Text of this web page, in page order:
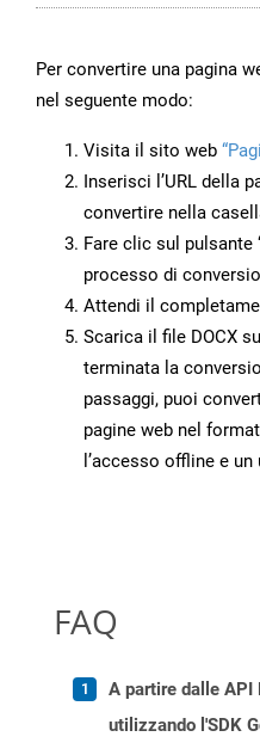
Per convertire una pagina
nel seguente modo:
Visita il sito web
Inserisci l’URL della
convertire nella
Fare clic sul pulsante
processo di
Attendi il
Scarica il file DOCX
terminata la
passaggi, puoi
pagine web nel
l’accesso offline e
FAQ
A partire dalle API
utilizzando l'SDK